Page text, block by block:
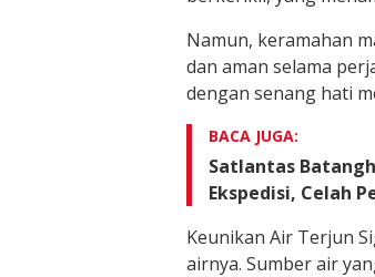
Namun, keramahan
dan aman selama
dengan senang hati
BACA JUGA:
Satlantas
Ekspedisi, Celah
Keunikan Air Terjun
airnya. Sumber air